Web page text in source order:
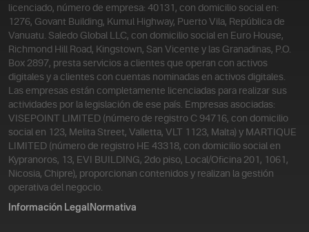
licenciado, número de empresa: 40131, con domicilio social en:
1276, Govant Building, Kumul Highway, Puerto Vila, República de
Vanuatu. Saledo Global LLC, con domicilio social en Euro House,
Richmond Hill Road, Kingstown, San Vicente y las Granadinas, P.O.
Box 2897, presta servicios a clientes que operan con activos
digitales y a clientes con cuentas nominadas en activos digitales.
Las empresas están completamente licenciadas para realizar sus
actividades por la legislación de ese país. Empresas asociadas:
VISEPOINT LIMITED (número de registro C 94716, con domicilio
social en 123, Melita Street, Valletta, VLT 1123, Malta) y MARTIQUE
LIMITED (número de registro HE 43318, con domicilio social en
Kypranoros, 13, EVI BUILDING, 2do piso, Local/Oficina 201, 1061,
Nicosia, Chipre), proporcionan contenidos y realizan la gestión
operativa del negocio.
Información Legal Normativa